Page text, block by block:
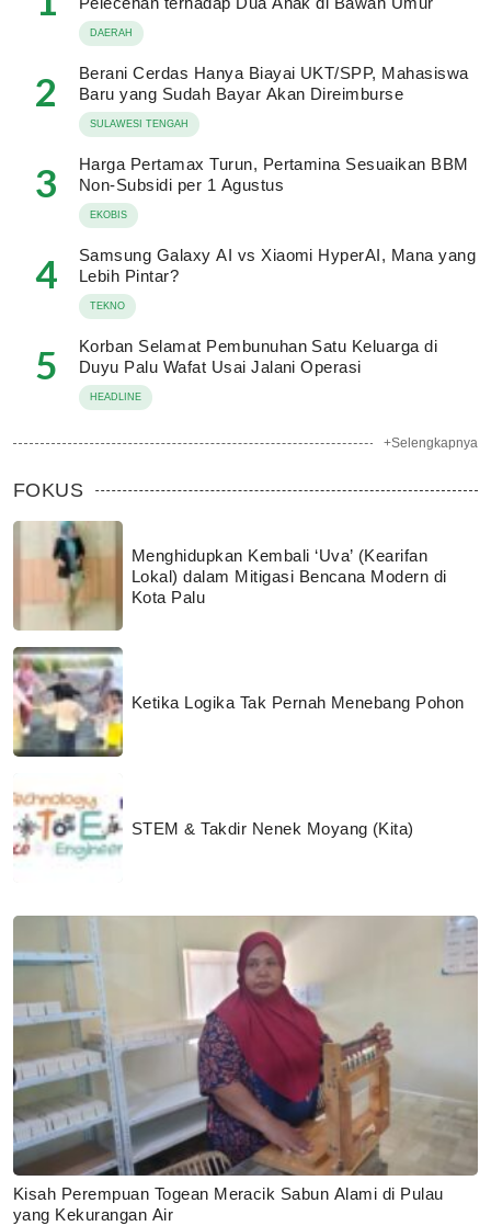
DAERAH
2
Berani Cerdas Hanya Biayai UKT/SPP, Mahasiswa
Baru yang Sudah Bayar Akan Direimburse
SULAWESI TENGAH
3
Harga Pertamax Turun, Pertamina Sesuaikan BBM
Non-Subsidi per 1 Agustus
EKOBIS
4
Samsung Galaxy AI vs Xiaomi HyperAI, Mana yang
Lebih Pintar?
TEKNO
5
Korban Selamat Pembunuhan Satu Keluarga di
Duyu Palu Wafat Usai Jalani Operasi
HEADLINE
+Selengkapnya
FOKUS
Menghidupkan Kembali ‘Uva’ (Kearifan
Lokal) dalam Mitigasi Bencana Modern di
Kota Palu
Ketika Logika Tak Pernah Menebang Pohon
STEM & Takdir Nenek Moyang (Kita)
Kisah Perempuan Togean Meracik Sabun Alami di Pulau
yang Kekurangan Air